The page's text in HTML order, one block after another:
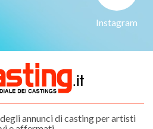
Instagram
annunci di casting per artisti